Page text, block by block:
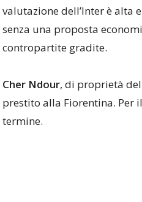
valutazione dell’Inter è alta
senza una proposta
contropartite gradite.
Cher Ndour, di proprietà del
prestito alla Fiorentina. Per
termine.